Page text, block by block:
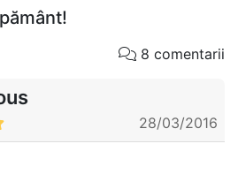
8 comentarii
28/03/2016